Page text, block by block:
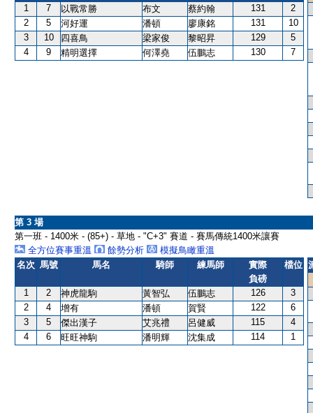
1 7 以戰常勝 布文 蔡約翰 131
2
2
5 河好運 潘頓 廖康銘 131
10
3
10 四喜鳥 梁家俊 黎昭昇 129
5
4
9 精明選擇 何澤堯 伍鵬志 130 7
第 3 場
第一班 - 1400米 - (85+) - 草地 - "C+3" 賽道 - 賽馬傳統1400米讓賽
全方位賽事重溫
餘勢分析
模擬鳥瞰重溫
名次 馬號 馬名 騎師 練馬師
實際
負磅
檔位
1 2 神虎龍駒 黃智弘 伍鵬志 126
3
2
4 增有 潘頓 賀賢 122
6
3
5 傑出漢子 艾兆禮 呂健威 115
4
4
6 旺旺神駒 潘明輝 沈集成 114 1